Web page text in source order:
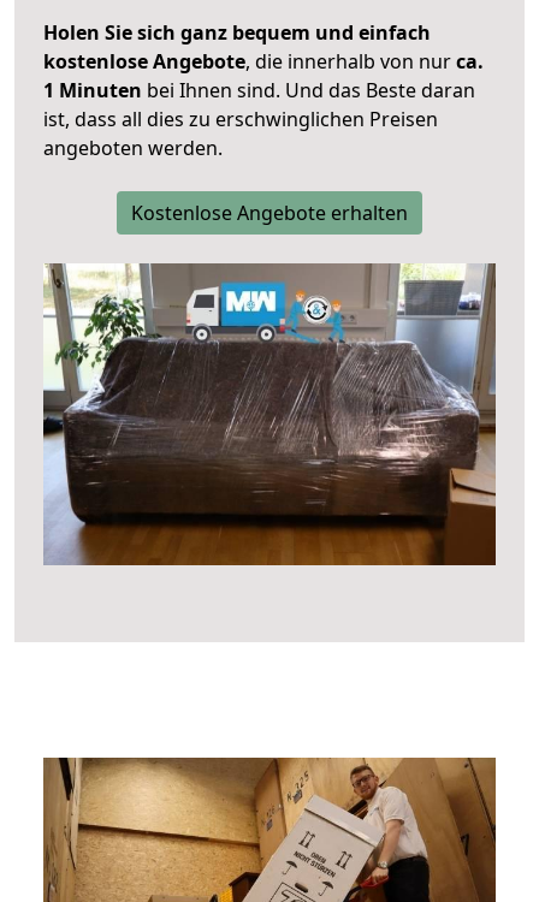
Holen Sie sich ganz bequem und einfach
kostenlose Angebote, die innerhalb von nurca.
1 Minuten bei Ihnen sind. Und das Beste daran
ist, dass all dies zu erschwinglichen Preisen
angeboten werden.
Kostenlose Angebote erhalten